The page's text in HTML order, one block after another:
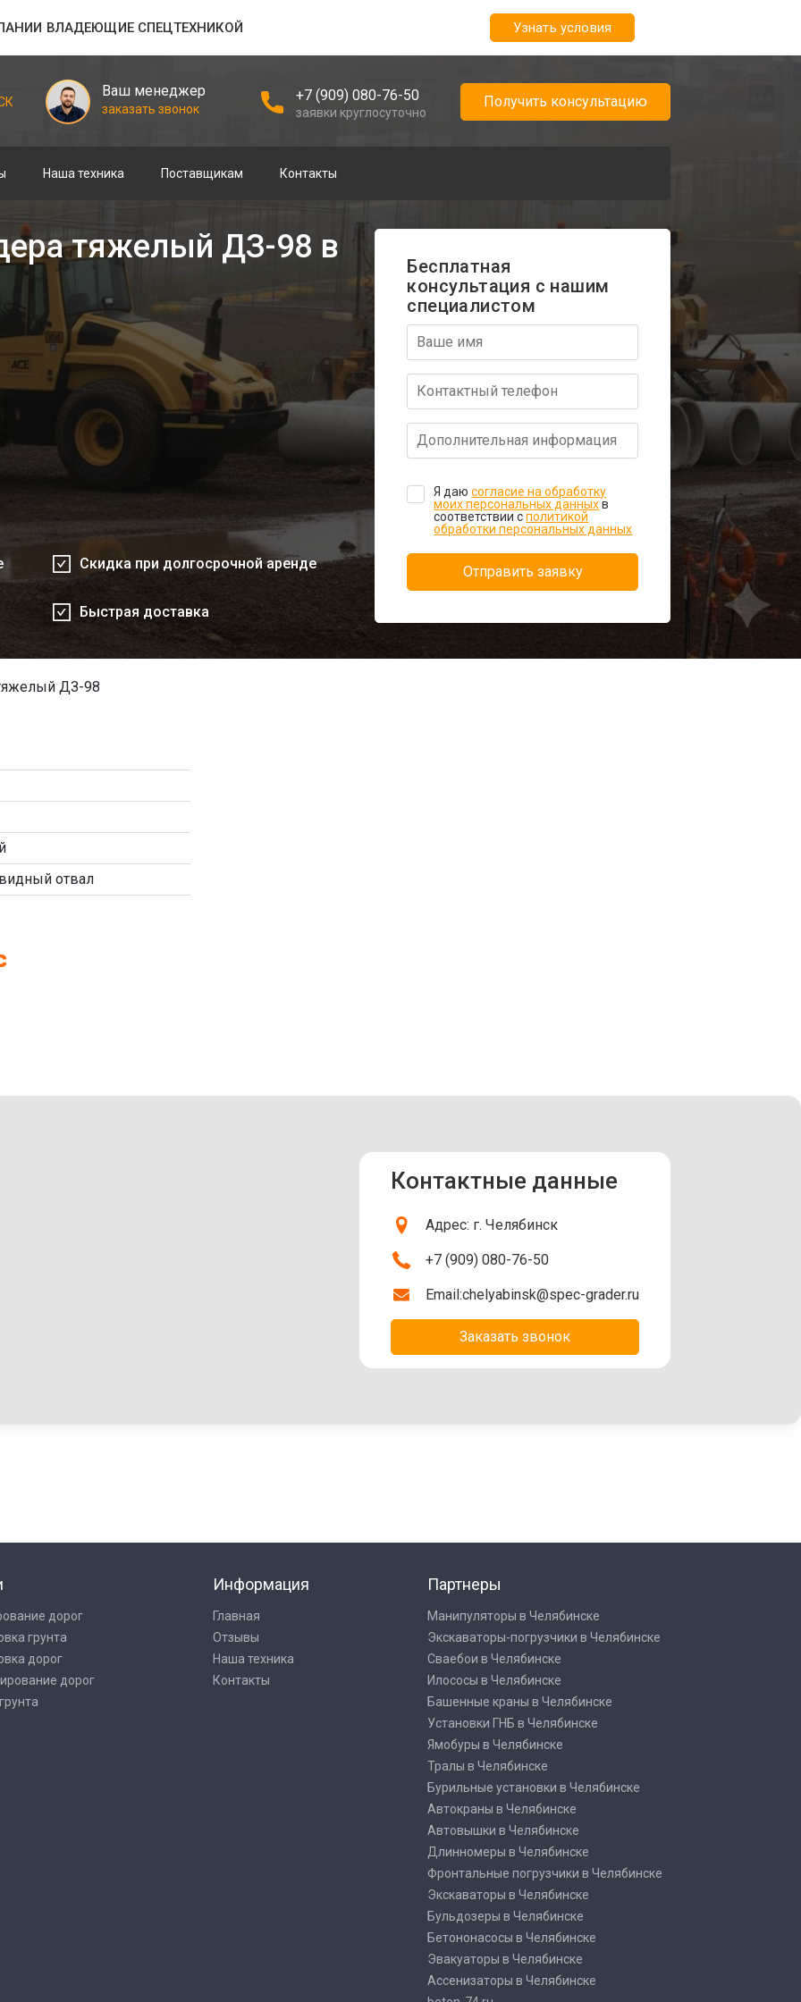
ВЛАДЕЮЩИЕ СПЕЦТЕХНИКОЙ Узнать условия
Ваш менеджер
заказать звонок
+7 (909) 080-76-50
заявки круглосуточно
Получить консультацию
Наша техника Поставщикам Контакты
тяжелый ДЗ-98 в
Скидка при долгосрочной аренде
Быстрая доставка
Бесплатная
консультация с нашим
специалистом
Я даюсогласие на обработку
моих персональных данныхв
соответствии сполитикой
обработки персональных данных
Отправить заявку
ДЗ-98
отвал
Контактные данные
Адрес: г. Челябинск
+7 (909) 080-76-50
Email:chelyabinsk@spec-grader.ru
Заказать звонок
дорог
грунта
дорог
дорог
Информация
Главная
Отзывы
Наша техника
Контакты
Партнеры
Манипуляторы в Челябинске
Экскаваторы-погрузчики в Челябинске
Сваебои в Челябинске
Илососы в Челябинске
Башенные краны в Челябинске
Установки ГНБ в Челябинске
Ямобуры в Челябинске
Тралы в Челябинске
Бурильные установки в Челябинске
Автокраны в Челябинске
Автовышки в Челябинске
Длинномеры в Челябинске
Фронтальные погрузчики в Челябинске
Экскаваторы в Челябинске
Бульдозеры в Челябинске
Бетононасосы в Челябинске
Эвакуаторы в Челябинске
Ассенизаторы в Челябинске